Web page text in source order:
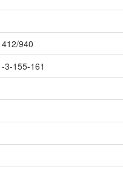
940
3-155-161